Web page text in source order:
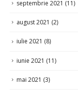
septembrie 2021 (11)
august 2021 (2)
iulie 2021 (8)
iunie 2021 (11)
mai 2021 (3)